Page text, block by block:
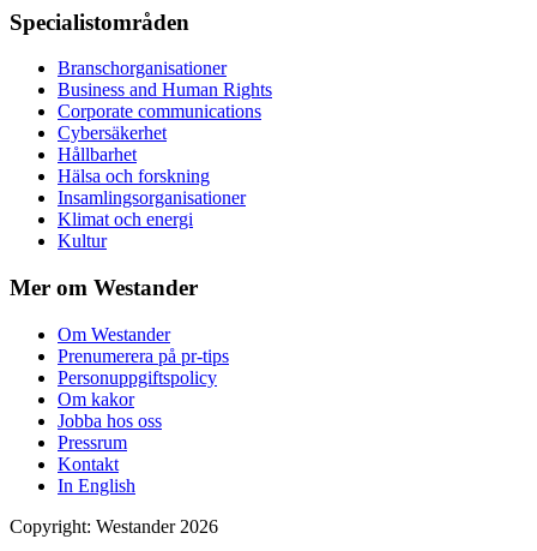
Specialistområden
Branschorganisationer
Business and Human Rights
Corporate communications
Cybersäkerhet
Hållbarhet
Hälsa och forskning
Insamlingsorganisationer
Klimat och energi
Kultur
Mer om Westander
Om Westander
Prenumerera på pr-tips
Personuppgiftspolicy
Om kakor
Jobba hos oss
Pressrum
Kontakt
In English
Copyright: Westander 2026